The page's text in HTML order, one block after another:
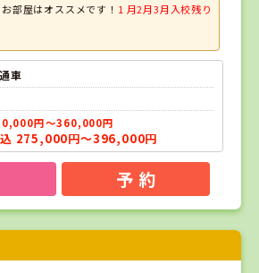
部屋はオススメです！ 1 月2月3月入校残り
車
円～360,000円
275,000円～396,000円
予 約